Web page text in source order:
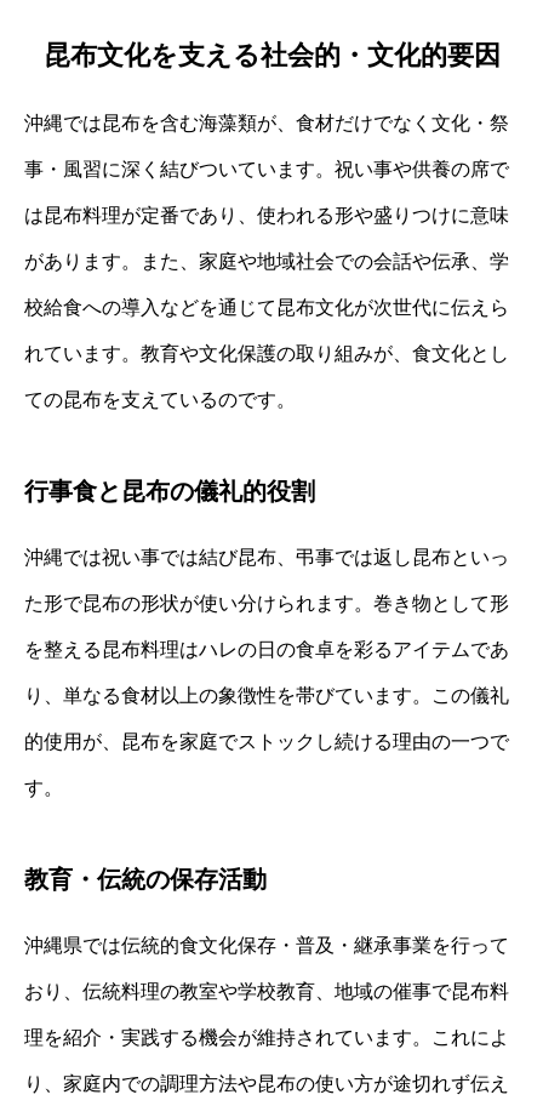
昆布文化を支える社会的・文化的要因
沖縄では昆布を含む海藻類が、食材だけでなく文化・祭
事・風習に深く結びついています。祝い事や供養の席で
は昆布料理が定番であり、使われる形や盛りつけに意味
があります。また、家庭や地域社会での会話や伝承、学
校給食への導入などを通じて昆布文化が次世代に伝えら
れています。教育や文化保護の取り組みが、食文化とし
ての昆布を支えているのです。
行事食と昆布の儀礼的役割
沖縄では祝い事では結び昆布、弔事では返し昆布といっ
た形で昆布の形状が使い分けられます。巻き物として形
を整える昆布料理はハレの日の食卓を彩るアイテムであ
り、単なる食材以上の象徴性を帯びています。この儀礼
的使用が、昆布を家庭でストックし続ける理由の一つで
す。
教育・伝統の保存活動
沖縄県では伝統的食文化保存・普及・継承事業を行って
おり、伝統料理の教室や学校教育、地域の催事で昆布料
理を紹介・実践する機会が維持されています。これによ
り、家庭内での調理方法や昆布の使い方が途切れず伝え